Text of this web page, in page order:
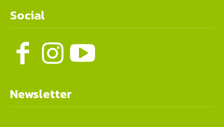
Social
Newsletter